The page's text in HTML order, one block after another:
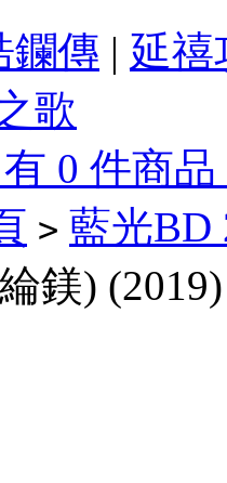
鑭傳 | 延禧
歌
0 件商
> 藍光
鎂)